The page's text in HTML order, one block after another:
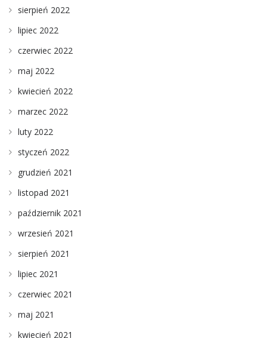
sierpień 2022
lipiec 2022
czerwiec 2022
maj 2022
kwiecień 2022
marzec 2022
luty 2022
styczeń 2022
grudzień 2021
listopad 2021
październik 2021
wrzesień 2021
sierpień 2021
lipiec 2021
czerwiec 2021
maj 2021
kwiecień 2021